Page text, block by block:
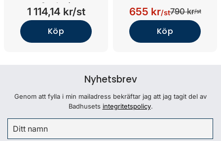
Smokey)
1 114,14 kr/st
Köp
655 kr/st790 kr/st
Köp
Nyhetsbrev
Genom att fylla i min mailadress bekräftar jag att jag tagit del av
Badhusets integritetspolicy.